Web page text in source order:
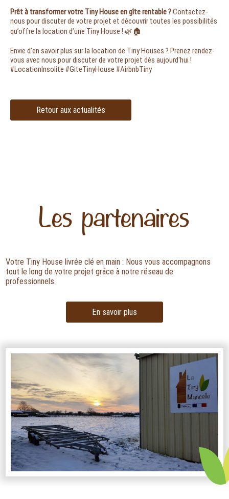
Prêt à transformer votre Tiny House en gîte rentable ?Contactez-
nous pour discuter de votre projet et découvrir toutes les possibilités
qu’offre la location d’une Tiny House ! 🌿🏠
Envie d’en savoir plus sur la location de Tiny Houses ? Prenez rendez-
vous avec nous pour discuter de votre projet dès aujourd'hui !
#LocationInsolite #GiteTinyHouse #AirbnbTiny
Retour aux actualités
Les partenaires
Votre Tiny House livrée clé en main : Nous vous accompagnons
tout le long de votre projet grâce à notre réseau de
professionnels.
En savoir plus